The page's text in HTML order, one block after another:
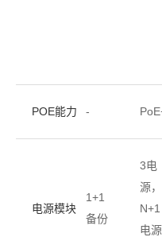
POE能力 -
电源模块
1+1
备份
3电
源，
N+1
电源